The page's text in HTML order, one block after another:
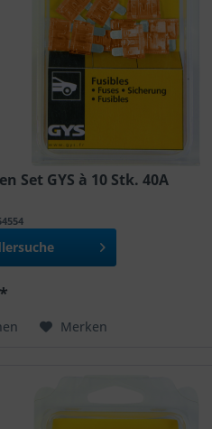
Set GYS à 10 Stk. 40A
Merken